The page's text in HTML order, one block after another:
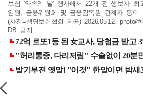
보험 '약속의 날' 행사에서 22개 전 생보사 최
임원, 금융위원회 및 금융감독원 관계자 등이
(사진=생명보험협회 제공) 2026.05.12.
DB 금지